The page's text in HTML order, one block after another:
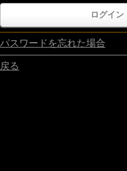
パスワードを忘れた場合
戻る